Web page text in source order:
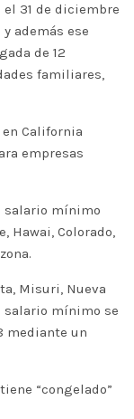
31 de diciembre
además ese
de 12
familiares,
California
empresas
salario mínimo
Hawai, Colorado,
Misuri, Nueva
salario mínimo se
mediante un
“congelado”